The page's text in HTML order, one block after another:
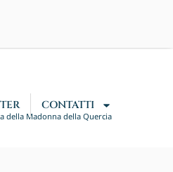
CONTATTI
della Madonna della Quercia